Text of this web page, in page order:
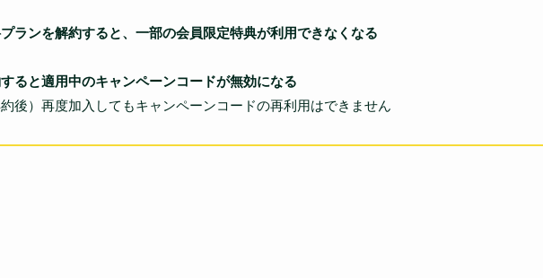
プランを解約すると、一部の会員限定特典が利用できなくなる
すると適用中のキャンペーンコードが無効になる
後）再度加入してもキャンペーンコードの再利用はできません